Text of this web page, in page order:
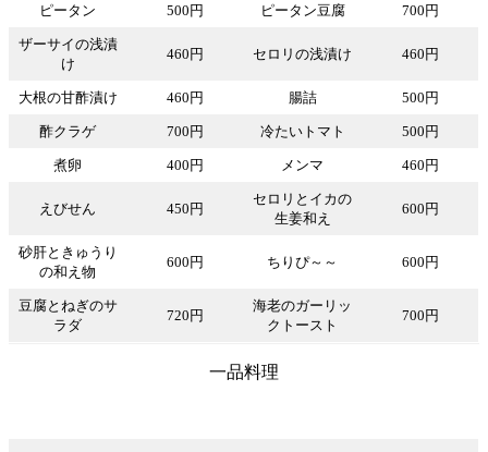
ピータン 500円 ピータン豆腐 700円
ザーサイの浅漬
け
460円 セロリの浅漬け 460円
大根の甘酢漬け 460円 腸詰 500円
酢クラゲ 700円 冷たいトマト 500円
煮卵 400円 メンマ 460円
えびせん 450円
セロリとイカの
生姜和え
600円
砂肝ときゅうり
の和え物
600円 ちりぴ～～ 600円
豆腐とねぎのサ
ラダ
720円
海老のガーリッ
クトースト
700円
一品料理